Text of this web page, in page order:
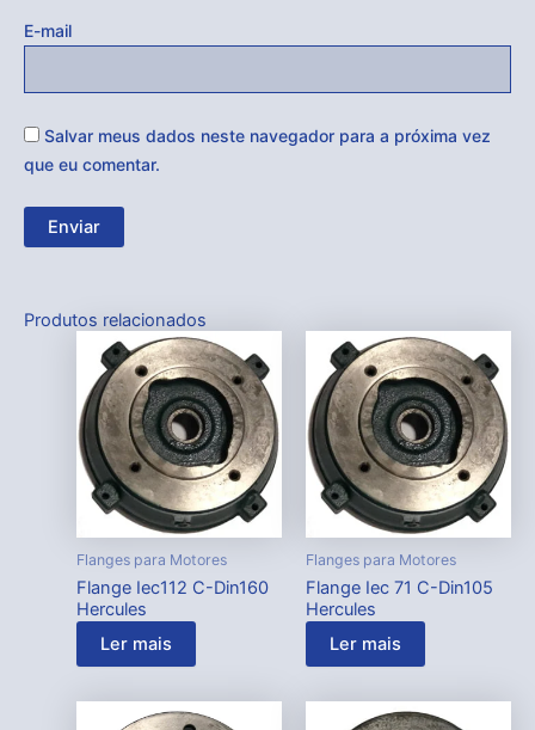
E-mail
Salvar meus dados neste navegador para a próxima vez
que eu comentar.
Produtos relacionados
Flanges para Motores
Flange Iec112 C-Din160
Hercules
Ler mais
Flanges para Motores
Flange Iec 71 C-Din105
Hercules
Ler mais